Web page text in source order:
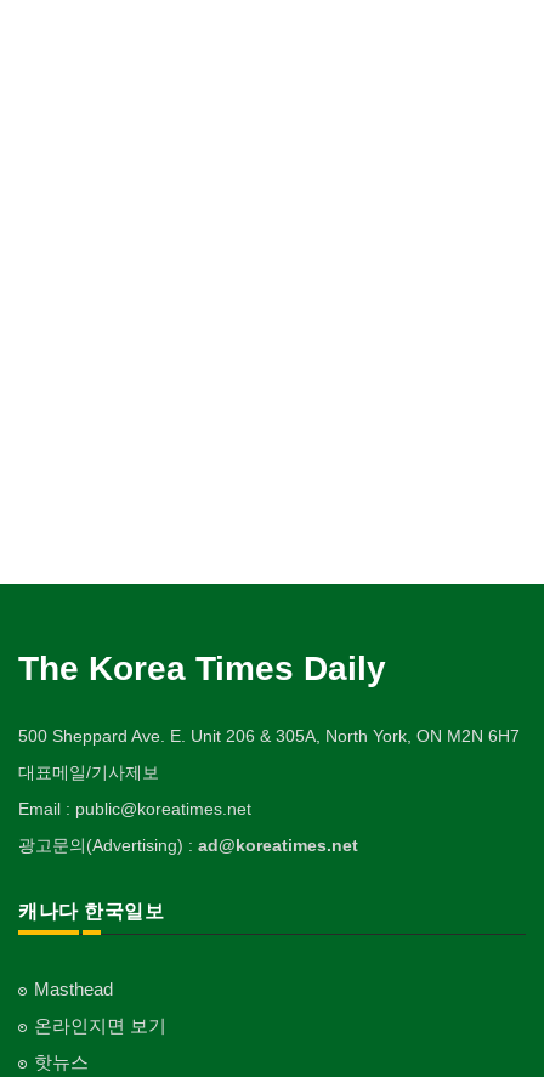
The Korea Times Daily
500 Sheppard Ave. E. Unit 206 & 305A, North York, ON M2N 6H7
대표메일/기사제보
Email : public@koreatimes.net
광고문의(Advertising) : ad@koreatimes.net
캐나다 한국일보
Masthead
온라인지면 보기
핫뉴스